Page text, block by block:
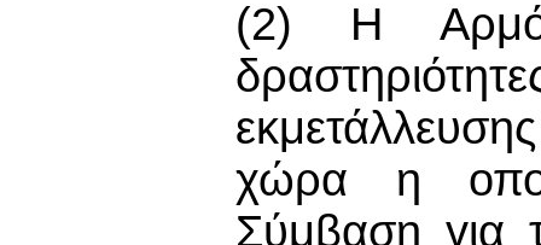
(2) Η
χώρα η
Σύμβαση για